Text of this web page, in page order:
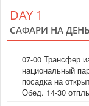
DAY 1
САФАРИ НА
07-00 Трансфер
национальный
посадка на
Обед. 14-30